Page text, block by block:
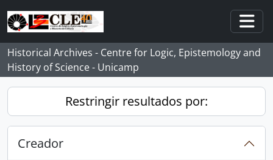
Skip to main content
Historical Archives - Centre for Logic, Epistemology and
History of Science - Unicamp
Restringir resultados por:
Creador